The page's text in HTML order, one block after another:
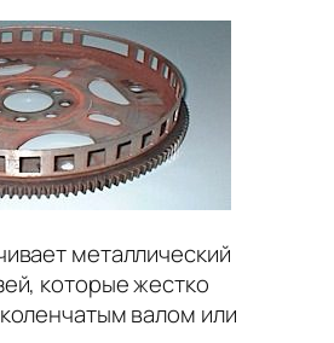
металлический
которые жестко
валом или